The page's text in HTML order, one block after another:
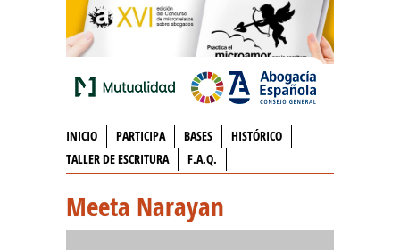
INICIO PARTICIPA BASES
HISTÓRICO
TALLER DE ESCRITURA
F.A.Q.
Meeta Narayan